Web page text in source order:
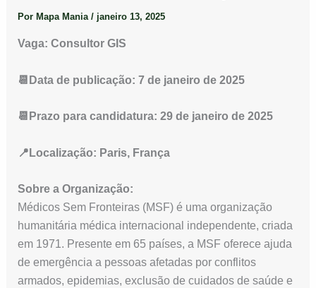
Por Mapa Mania / janeiro 13, 2025
Vaga: Consultor GIS
📆Data de publicação: 7 de janeiro de 2025
📆Prazo para candidatura: 29 de janeiro de 2025
📍Localização: Paris, França
Sobre a Organização:
Médicos Sem Fronteiras (MSF) é uma organização
humanitária médica internacional independente, criada
em 1971. Presente em 65 países, a MSF oferece ajuda
de emergência a pessoas afetadas por conflitos
armados, epidemias, exclusão de cuidados de saúde e